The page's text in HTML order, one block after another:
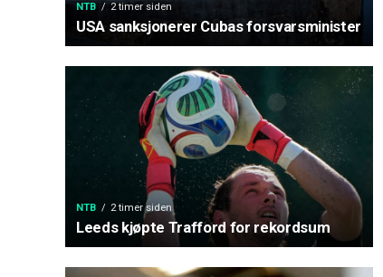
NTB 2 timer siden
USA sanksjonerer Cubas forsvarsminister
NTB 2 timer siden
Leeds kjøpte Trafford for rekordsum